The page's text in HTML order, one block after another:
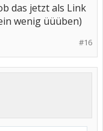
das jetzt als Link
wenig üüüben)
#16